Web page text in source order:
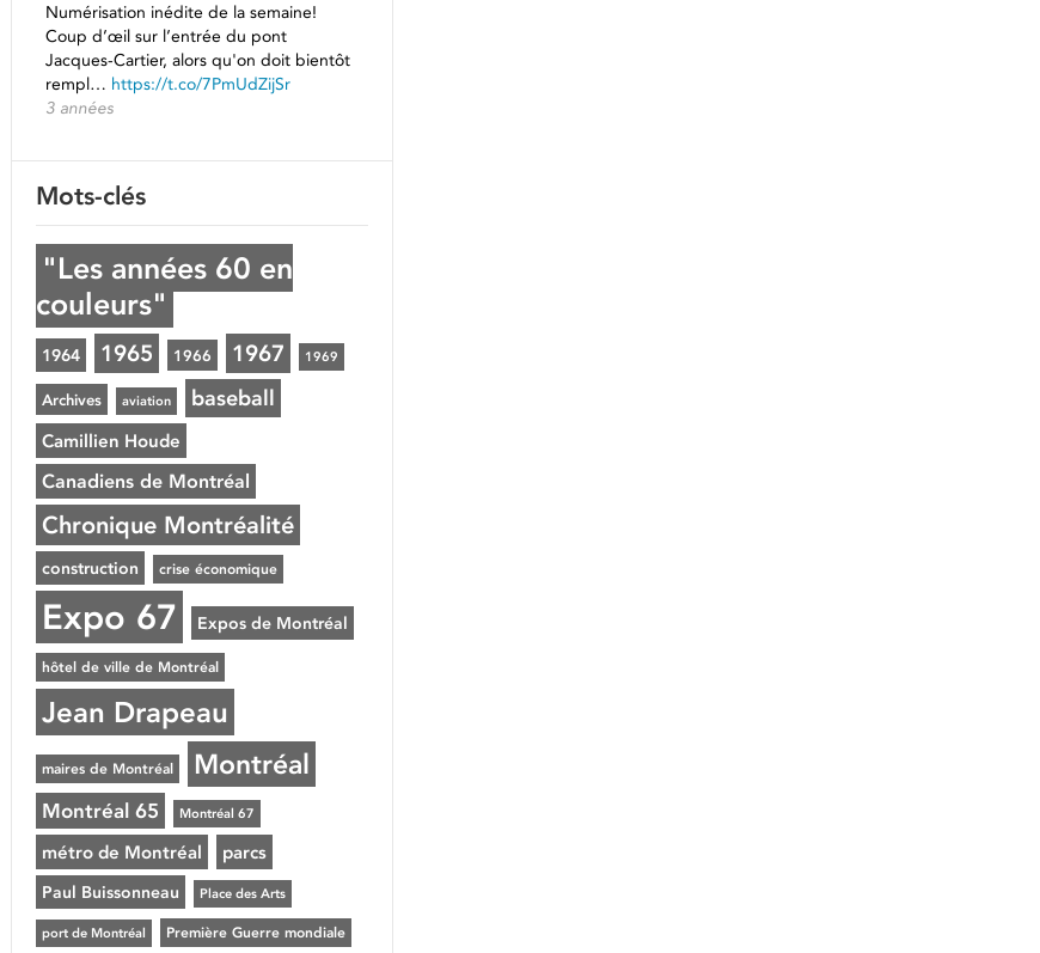
Numérisation inédite de la semaine!
Coup d’œil sur l’entrée du pont
Jacques-Cartier, alors qu'on doit bientôt
rempl… https://t.co/7PmUdZijSr
3 années
Mots-clés
"Les années 60 en
couleurs"
1964 1965 1966 1967 1969
Archives aviation baseball
Camillien Houde
Canadiens de Montréal
Chronique Montréalité
construction crise économique
Expo 67 Expos de Montréal
hôtel de ville de Montréal
Jean Drapeau
maires de Montréal Montréal
Montréal 65 Montréal 67
métro de Montréal parcs
Paul Buissonneau Place des Arts
port de Montréal Première Guerre mondiale